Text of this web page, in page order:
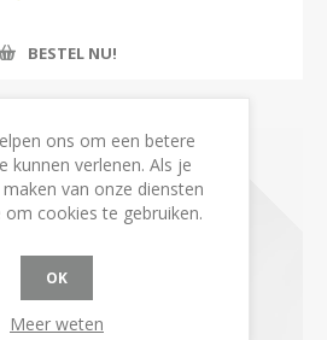
BESTEL NU!
ons om een betere
kunnen verlenen. Als je
van onze diensten
cookies te gebruiken.
OK
Meer weten